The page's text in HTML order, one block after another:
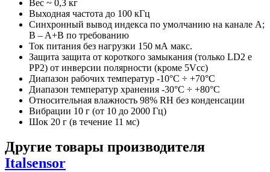
Вес ~ 0,3 кг
Выходная частота до 100 кГц
Синхронный вывод индекса по умолчанию на канале A;
B – A+B по требованию
Ток питания без нагрузки 150 мА макс.
Защита защита от короткого замыкания (только LD2 e
PP2) от инверсии полярности (кроме 5Vcc)
Диапазон рабочих температур -10°C ÷ +70°C
Диапазон температур хранения -30°C ÷ +80°C
Относительная влажность 98% RH без конденсации
Вибрации 10 г (от 10 до 2000 Гц)
Шок 20 г (в течение 11 мс)
Другие товары производителя
Italsensor